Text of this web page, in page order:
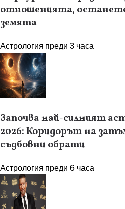
отношенията,
земята
Астрология преди 3 часа
Започва най-силният
2026: Коридорът на
съдбовни обрати
Астрология преди 6 часа